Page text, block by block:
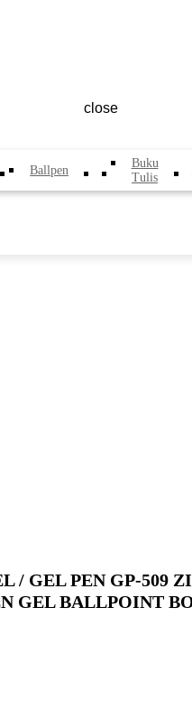
close
Ballpen
Buku
Tulis
/ GEL PEN GP-509
GEL BALLPOINT